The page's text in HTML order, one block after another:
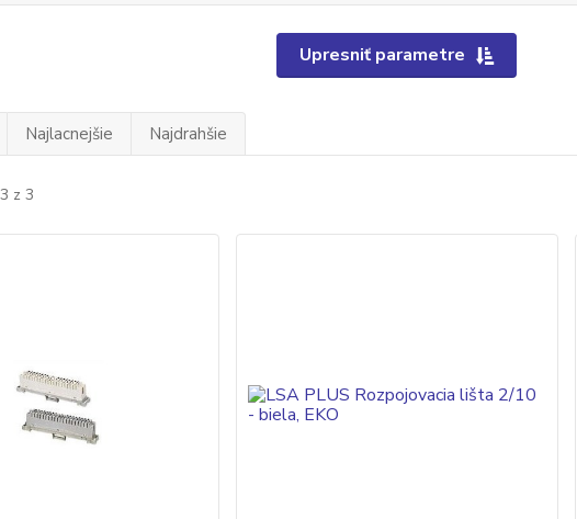
Upresniť parametre
Najlacnejšie Najdrahšie
z 3